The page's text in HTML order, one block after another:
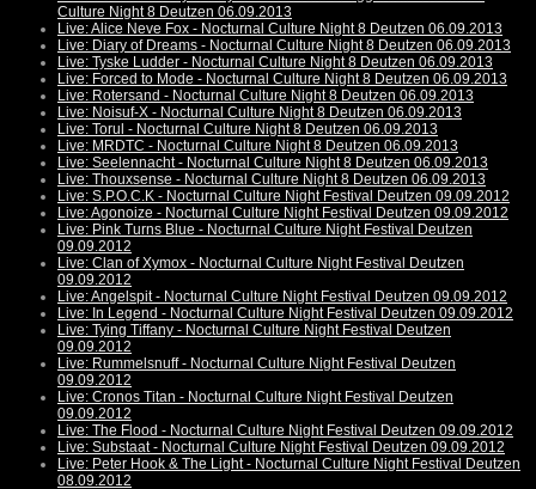
Culture Night 8 Deutzen 06.09.2013
Live: Alice Neve Fox - Nocturnal Culture Night 8 Deutzen 06.09.2013
Live: Diary of Dreams - Nocturnal Culture Night 8 Deutzen 06.09.2013
Live: Tyske Ludder - Nocturnal Culture Night 8 Deutzen 06.09.2013
Live: Forced to Mode - Nocturnal Culture Night 8 Deutzen 06.09.2013
Live: Rotersand - Nocturnal Culture Night 8 Deutzen 06.09.2013
Live: Noisuf-X - Nocturnal Culture Night 8 Deutzen 06.09.2013
Live: Torul - Nocturnal Culture Night 8 Deutzen 06.09.2013
Live: MRDTC - Nocturnal Culture Night 8 Deutzen 06.09.2013
Live: Seelennacht - Nocturnal Culture Night 8 Deutzen 06.09.2013
Live: Thouxsense - Nocturnal Culture Night 8 Deutzen 06.09.2013
Live: S.P.O.C.K - Nocturnal Culture Night Festival Deutzen 09.09.2012
Live: Agonoize - Nocturnal Culture Night Festival Deutzen 09.09.2012
Live: Pink Turns Blue - Nocturnal Culture Night Festival Deutzen
09.09.2012
Live: Clan of Xymox - Nocturnal Culture Night Festival Deutzen
09.09.2012
Live: Angelspit - Nocturnal Culture Night Festival Deutzen 09.09.2012
Live: In Legend - Nocturnal Culture Night Festival Deutzen 09.09.2012
Live: Tying Tiffany - Nocturnal Culture Night Festival Deutzen
09.09.2012
Live: Rummelsnuff - Nocturnal Culture Night Festival Deutzen
09.09.2012
Live: Cronos Titan - Nocturnal Culture Night Festival Deutzen
09.09.2012
Live: The Flood - Nocturnal Culture Night Festival Deutzen 09.09.2012
Live: Substaat - Nocturnal Culture Night Festival Deutzen 09.09.2012
Live: Peter Hook & The Light - Nocturnal Culture Night Festival Deutzen
08.09.2012